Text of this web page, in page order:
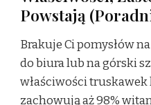
Powstają
Brakuje Ci pomysłów
do biura lub na górski
właściwości
zachowują aż 98%